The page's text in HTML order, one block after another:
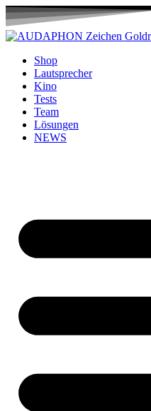
Shop
Lautsprecher
Kino
Tests
Team
Lösungen
NEWS